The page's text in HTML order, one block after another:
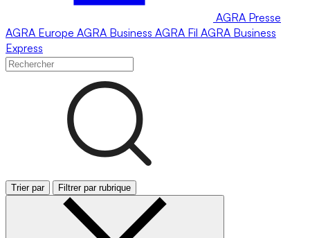
AGRA Presse
AGRA Europe AGRA Business AGRA Fil AGRA Business
Express
Trier par Filtrer par rubrique